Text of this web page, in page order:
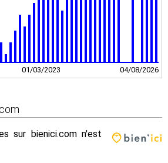
01/03/2023 04/08/2026
sur bienici.com n'est